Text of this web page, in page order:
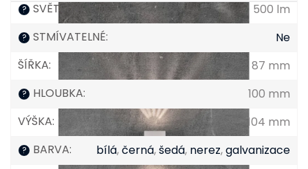
? SVĚTELNÝ TOK: 500 lm
? STMÍVATELNÉ:
Ne
ŠÍŘKA: 87 mm
? HLOUBKA:
100 mm
VÝŠKA: 104 mm
? BARVA: bílá,černá,šedá, nerez,galvanizace